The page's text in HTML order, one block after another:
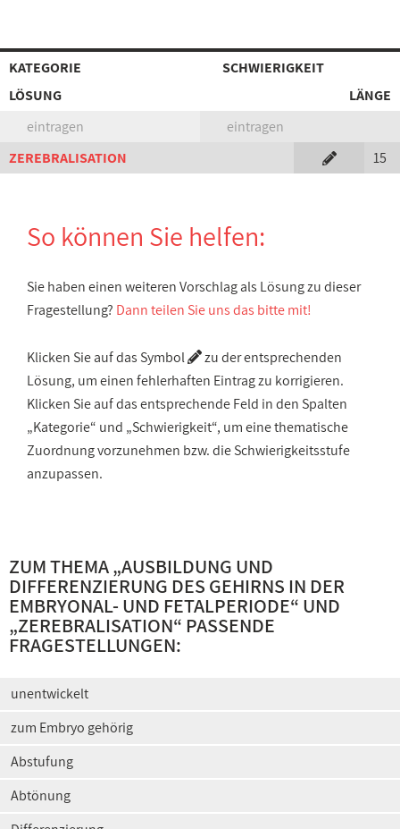
KATEGORIE
SCHWIERIGKEIT
LÖSUNG
LÄNGE
eintragen
eintragen
ZEREBRALISATION
15
So können Sie helfen:
Sie haben einen weiteren Vorschlag als Lösung zu dieser
Fragestellung? Dann teilen Sie uns das bitte mit!
Klicken Sie auf das Symbol
zu der entsprechenden
Lösung, um einen fehlerhaften Eintrag zu korrigieren.
Klicken Sie auf das entsprechende Feld in den Spalten
„Kategorie“ und „Schwierigkeit“, um eine thematische
Zuordnung vorzunehmen bzw. die Schwierigkeitsstufe
anzupassen.
ZUM THEMA „AUSBILDUNG UND
DIFFERENZIERUNG DES GEHIRNS IN DER
EMBRYONAL- UND FETALPERIODE“ UND
„ZEREBRALISATION“ PASSENDE
FRAGESTELLUNGEN:
unentwickelt
zum Embryo gehörig
Abstufung
Abtönung